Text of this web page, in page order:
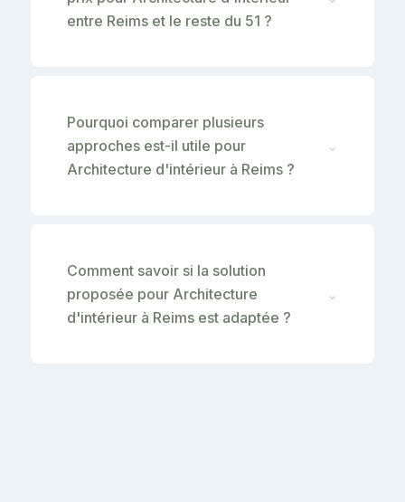
entre Reims et le reste du 51 ?
Pourquoi comparer plusieurs
approches est-il utile pour
Architecture d'intérieur à Reims ?
⌄
Comment savoir si la solution
proposée pour Architecture
d'intérieur à Reims est adaptée ?
⌄